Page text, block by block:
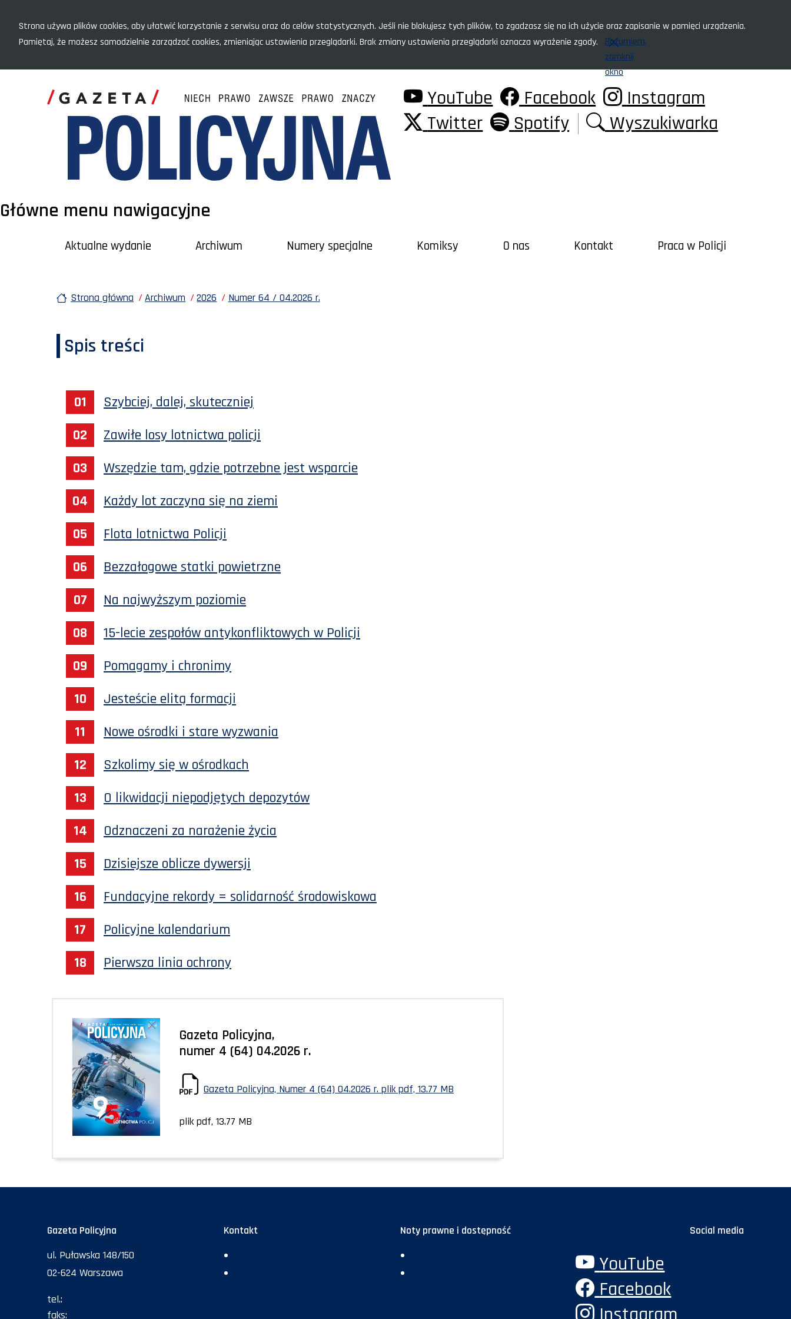
Strona używa plików cookies, aby ułatwić korzystanie z serwisu oraz do celów statystycznych. Jeśli nie blokujesz tych plików, to zgadzasz się na ich użycie oraz zapisanie w pamięci urządzenia.
Pamiętaj, że możesz samodzielnie zarządzać cookies, zmieniając ustawienia przeglądarki. Brak zmiany ustawienia przeglądarki oznacza wyrażenie zgody.
Rozumiem,
zamknij
okno
YouTube Facebook
Instagram
Twitter
Spotify Wyszukiwarka
Główne menu nawigacyjne
Aktualne wydanie Archiwum Numery specjalne Komiksy O nas Kontakt Praca w Policji
Strona główna Archiwum 2026 Numer 64 / 04.2026 r.
Spis treści
Szybciej, dalej, skuteczniej
Zawiłe losy lotnictwa policji
Wszędzie tam, gdzie potrzebne jest wsparcie
Każdy lot zaczyna się na ziemi
Flota lotnictwa Policji
Bezzałogowe statki powietrzne
Na najwyższym poziomie
15-lecie zespołów antykonfliktowych w Policji
Pomagamy i chronimy
Jesteście elitą formacji
Nowe ośrodki i stare wyzwania
Szkolimy się w ośrodkach
O likwidacji niepodjętych depozytów
Odznaczeni za narażenie życia
Dzisiejsze oblicze dywersji
Fundacyjne rekordy = solidarność środowiskowa
Policyjne kalendarium
Pierwsza linia ochrony
Gazeta Policyjna,
numer 4 (64) 04.2026 r.
Gazeta Policyjna, Numer 4 (64) 04.2026 r. plik pdf, 13.77 MB
plik pdf, 13.77 MB
Gazeta Policyjna
ul. Puławska 148/150
02-624 Warszawa
tel.:
faks:
Kontakt Noty prawne i dostępność Social media
YouTube
Facebook